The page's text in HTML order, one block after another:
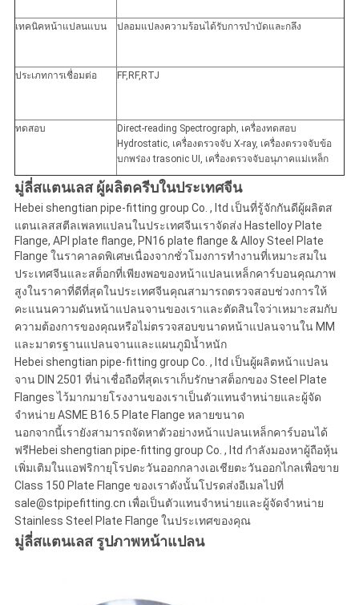
เทคนิคหน้าแปลนแบน ปลอมแปลงความร้อนได้รับการบำบัดและกลึง
ประเภทการเชื่อมต่อ FF, RF, RTJ
ทดสอบ
Direct-reading Spectrograph, เครื่องทดสอบ
Hydrostatic, เครื่องตรวจจับ X-ray, เครื่องตรวจจับข้อ
บกพร่อง trasonic UI, เครื่องตรวจจับอนุภาคแม่เหล็ก
มู่ลี่สแตนเลสผู้ผลิตครีบในประเทศจีน
Hebei shengtian pipe-fitting group Co. , ltd เป็นที่รู้จักกันดีผู้ผลิตส
แตนเลสสตีลเพลทแปลนในประเทศจีนเราจัดส่ง Hastelloy Plate
Flange, API plate flange, PN16 plate flange & Alloy Steel Plate
Flange ในราคาลดพิเศษเนื่องจากชั่วโมงการทำงานที่เหมาะสมใน
ประเทศจีนและสต็อกที่เพียงพอของหน้าแปลนเหล็กคาร์บอนคุณภาพ
สูงในราคาที่ดีที่สุดในประเทศจีนคุณสามารถตรวจสอบช่วงการให้
คะแนนความดันหน้าแปลนจานของเราและตัดสินใจว่าเหมาะสมกับ
ความต้องการของคุณหรือไม่ตรวจสอบขนาดหน้าแปลนจานใน MM
และมาตรฐานแปลนจานและแผนภูมิน้ำหนัก
Hebei shengtian pipe-fitting group Co. , ltd เป็นผู้ผลิตหน้าแปลน
จาน DIN 2501 ที่น่าเชื่อถือที่สุดเราเก็บรักษาสต็อกของ Steel Plate
Flanges ไว้มากมายโรงงานของเราเป็นตัวแทนจำหน่ายและผู้จัด
จำหน่าย ASME B16.5 Plate Flange หลายขนาด
นอกจากนี้เรายังสามารถจัดหาตัวอย่างหน้าแปลนเหล็กคาร์บอนได้
ฟรีHebei shengtian pipe-fitting group Co. , ltd กำลังมองหาผู้ถือหุ้น
เพิ่มเติมในแอฟริกายุโรปตะวันออกกลางเอเชียตะวันออกไกลเพื่อขาย
Class 150 Plate Flange ของเราดังนั้นโปรดส่งอีเมลไปที่
sale@stpipefitting.cn เพื่อเป็นตัวแทนจำหน่ายและผู้จัดจำหน่าย
Stainless Steel Plate Flange ในประเทศของคุณ
มู่ลี่สแตนเลสรูปภาพหน้าแปลน